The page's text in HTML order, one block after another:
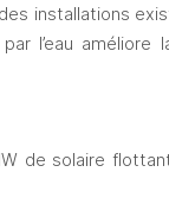
installations
l’eau améliore
de solaire